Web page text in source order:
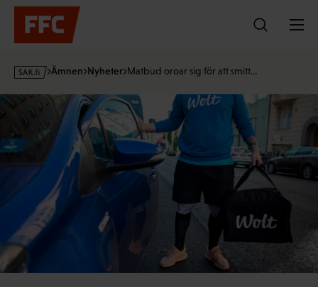
Hoppa
innehållet
s
i
Ämnen Nyheter Matbud oroar sig för att smitt…